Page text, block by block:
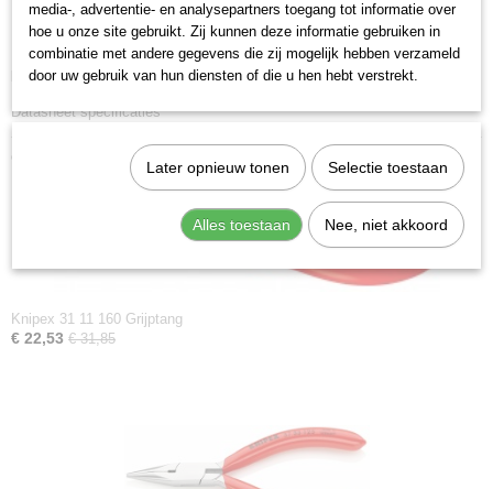
Min. Punt dikte: 2.5 mm
Max. punt dikte:1.8 mm
Downloads:
Datasheet specificaties
Ook interessant
Knipex 31 11 160 Grijptang
€ 22,53 € 31,85
media-, advertentie- en analysepartners toegang tot informatie over
hoe u onze site gebruikt. Zij kunnen deze informatie gebruiken in
combinatie met andere gegevens die zij mogelijk hebben verzameld
door uw gebruik van hun diensten of die u hen hebt verstrekt.
Later opnieuw tonen Selectie toestaan
Alles toestaan Nee, niet akkoord